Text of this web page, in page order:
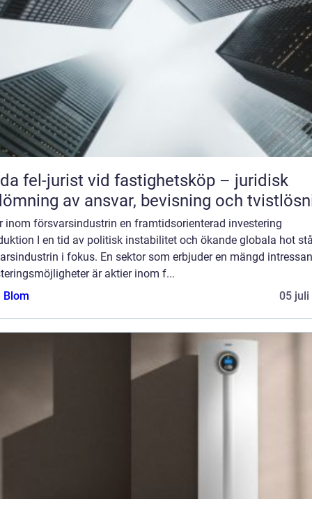
fel-jurist vid fastighetsköp – juridisk
av ansvar, bevisning och
inom försvarsindustrin en framtidsorienterad investering
I en tid av politisk instabilitet och ökande globala hot
i fokus. En sektor som erbjuder en mängd
är aktier inom f...
Blom
05 juli